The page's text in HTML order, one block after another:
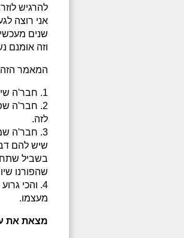
להרגיש
שנים
וזה אומנם
המאמר הזה
1. חבר'ה שיוצאים קבוע עם שישיות-שבעיות ולא ממהרים להחליף אותן.
לזה.
3. חבר'ה
שיש להם
בשביל
שהפורנו
4. והכי
מעצמו.
מצאת את